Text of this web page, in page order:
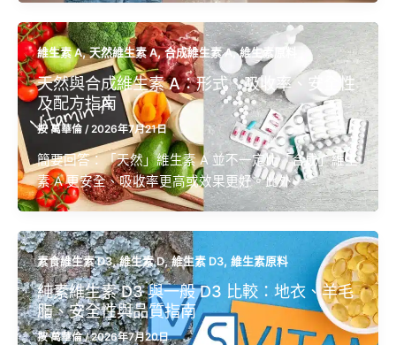
維生素 A,天然維生素 A,合成維生素 A,維生素原料
天然與合成維生素 A：形式、吸收率、安全性
及配方指南
按萬華倫 /2026年7月21日
簡要回答：「天然」維生素 A 並不一定比「合成」維生
素 A 更安全、吸收率更高或效果更好。此外，
素食維生素 D3,維生素 D,維生素 D3, 維生素原料
純素維生素 D3 與一般 D3 比較：地衣、羊毛
脂、安全性與品質指南
按萬華倫/2026年7月20日